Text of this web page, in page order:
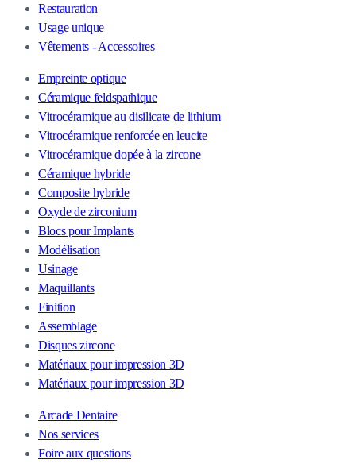
Restauration
Usage unique
Vêtements - Accessoires
Empreinte optique
Céramique feldspathique
Vitrocéramique au disilicate de lithium
Vitrocéramique renforcée en leucite
Vitrocéramique dopée à la zircone
Céramique hybride
Composite hybride
Oxyde de zirconium
Blocs pour Implants
Modélisation
Usinage
Maquillants
Finition
Assemblage
Disques zircone
Matériaux pour impression 3D
Matériaux pour impression 3D
Arcade Dentaire
Nos services
Foire aux questions